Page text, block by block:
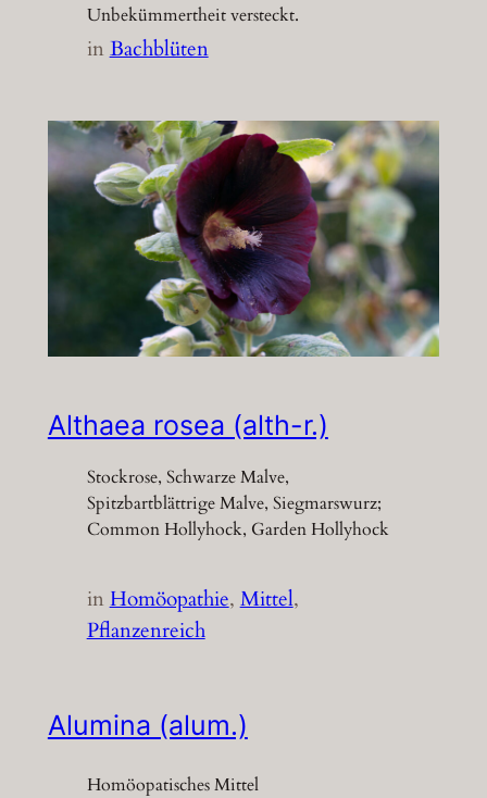
Unbekümmertheit versteckt.
inBachblüten
Althaea rosea (alth-r.)
Stockrose, Schwarze Malve,
Spitzbartblättrige Malve, Siegmarswurz;
Common Hollyhock, Garden Hollyhock
inHomöopathie, Mittel
Pflanzenreich
Alumina (alum.)
Homöopatisches Mittel